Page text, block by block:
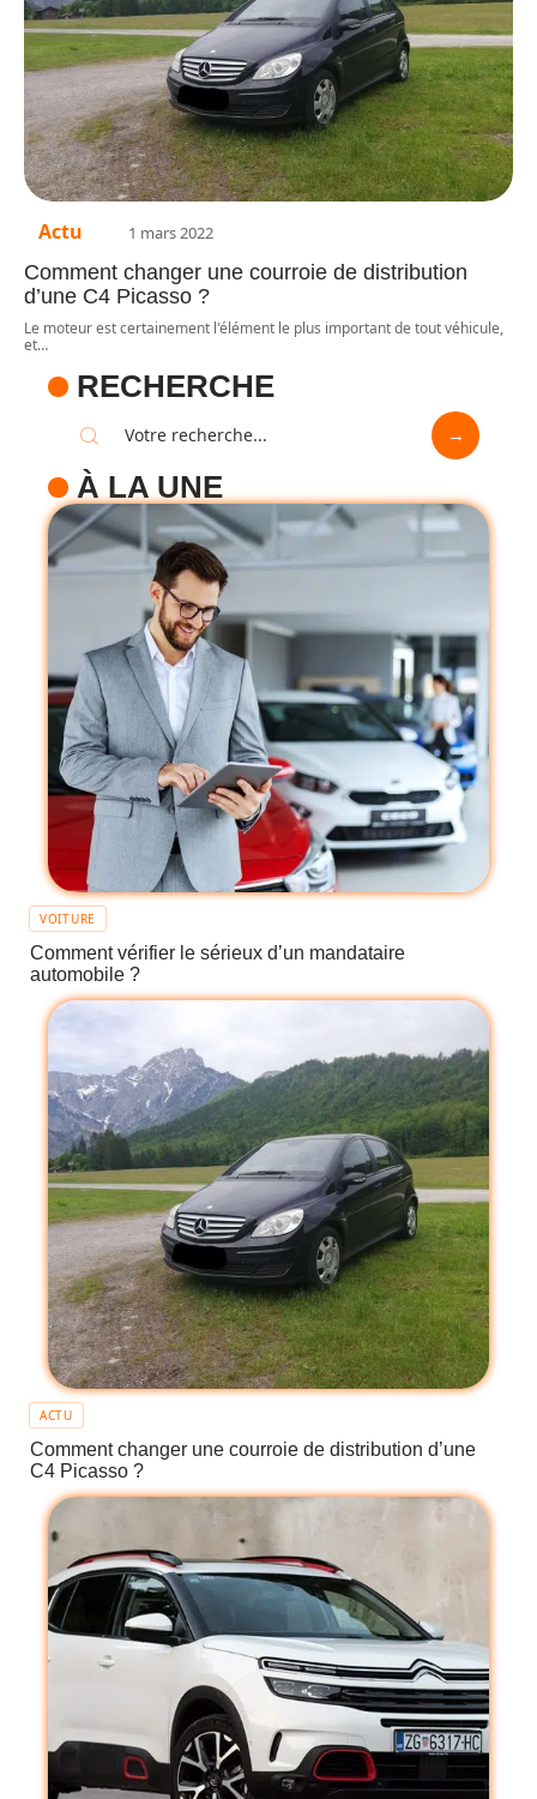
Actu 1 mars 2022
Comment changer une courroie de distribution
d’une C4 Picasso ?
Le moteur est certainement l'élément le plus important de tout véhicule,
et…
RECHERCHE
À LA UNE
VOITURE
Comment vérifier le sérieux d’un mandataire
automobile ?
ACTU
Comment changer une courroie de distribution d’une
C4 Picasso ?